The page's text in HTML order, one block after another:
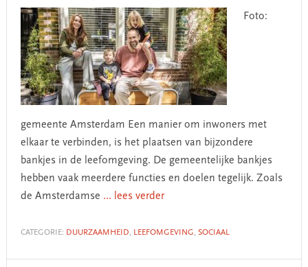
Foto:
gemeente Amsterdam Een manier om inwoners met
elkaar te verbinden, is het plaatsen van bijzondere
bankjes in de leefomgeving. De gemeentelijke bankjes
hebben vaak meerdere functies en doelen tegelijk. Zoals
de Amsterdamse ... lees verder
CATEGORIE: DUURZAAMHEID, LEEFOMGEVING, SOCIAAL